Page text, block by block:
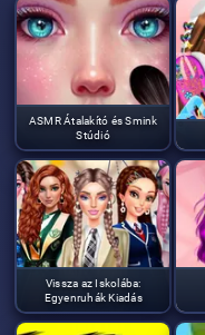
ASMR Átalakító és Smink
Stúdió
Vissza az Iskolába:
Egyenruhák Kiadás